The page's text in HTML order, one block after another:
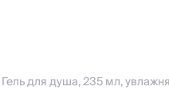
Гель для душа, 235 мл,